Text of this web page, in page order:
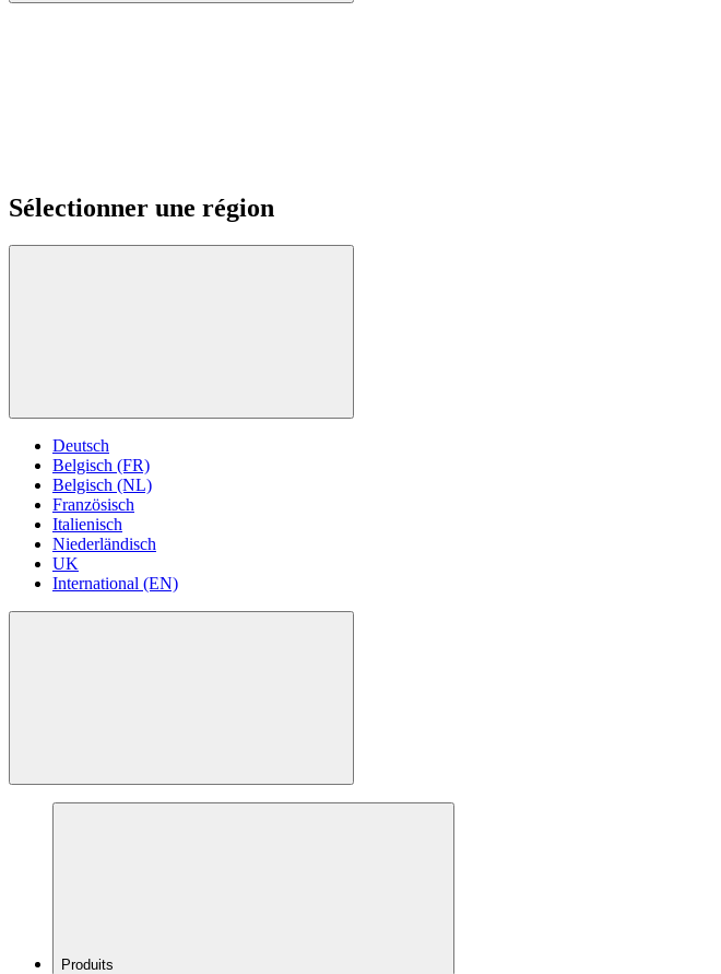
Sélectionner une région
Deutsch
Belgisch (FR)
Belgisch (NL)
Französisch
Italienisch
Niederländisch
UK
International (EN)
Produits